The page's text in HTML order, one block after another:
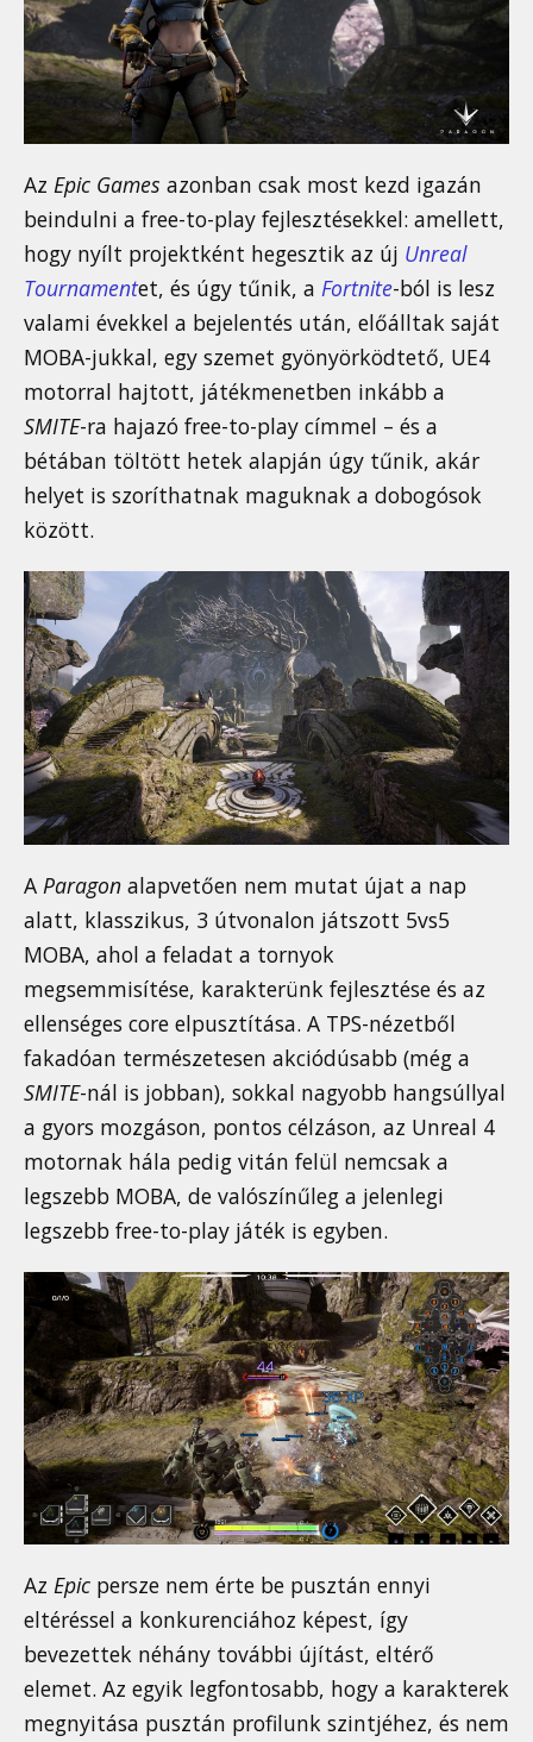
Az Epic Games azonban csak most kezd igazán
beindulni a free-to-play fejlesztésekkel: amellett,
hogy nyílt projektként hegesztik az új Unreal
Tournamentet, és úgy tűnik, a Fortnite-ból is lesz
valami évekkel a bejelentés után, előálltak saját
MOBA-jukkal, egy szemet gyönyörködtető, UE4
motorral hajtott, játékmenetben inkább a
SMITE-ra hajazó free-to-play címmel – és a
bétában töltött hetek alapján úgy tűnik, akár
helyet is szoríthatnak maguknak a dobogósok
között.
A Paragon alapvetően nem mutat újat a nap
alatt, klasszikus, 3 útvonalon játszott 5vs5
MOBA, ahol a feladat a tornyok
megsemmisítése, karakterünk fejlesztése és az
ellenséges core elpusztítása. A TPS-nézetből
fakadóan természetesen akciódúsabb (még a
SMITE-nál is jobban), sokkal nagyobb hangsúllyal
a gyors mozgáson, pontos célzáson, az Unreal 4
motornak hála pedig vitán felül nemcsak a
legszebb MOBA, de valószínűleg a jelenlegi
legszebb free-to-play játék is egyben.
Az Epic persze nem érte be pusztán ennyi
eltéréssel a konkurenciához képest, így
bevezettek néhány további újítást, eltérő
elemet. Az egyik legfontosabb, hogy a karakterek
megnyitása pusztán profilunk szintjéhez, és nem